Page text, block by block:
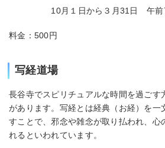
10月１日から３月31日 午前7
料金：500円
写経道場
長谷寺でスピリチュアルな時間を過ごす
があります。写経とは経典（お経）を一
すことで、邪念や雑念が取り払われ、心
れるといわれています。